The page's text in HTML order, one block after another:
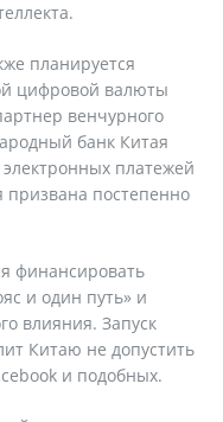
планируется
цифровой валюты
венчурного
банк Китая
платежей
призвана постепенно
финансировать
и один путь» и
влияния. Запуск
Китаю не допустить
и подобных.